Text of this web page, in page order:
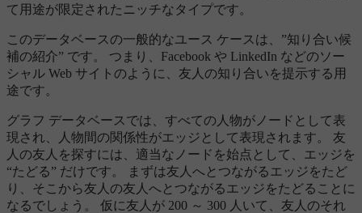
て用途が限定されたニッチなタイプです。
このデータベースの一般的なユース ケースは、”知り合い候
補の紹介” です。 つまり、Facebook や LinkedIn などのソー
シャル Web サイトのように、友人の知り合いを提示する用
途です。
グラフ データベースでは、すべての人物がノードとして表
現され、人物間の関係性がエッジとして表現されます。 友
人の友人を探すには、適当なノードを始点として、エッジを
“たどる” だけです。 まずは友人へとつながるエッジをたど
り、そこから友人の友人へとつながるエッジをたどることに
なるでしょう。 仮に友人が 200 ～ 300 人いて、友人のそれ